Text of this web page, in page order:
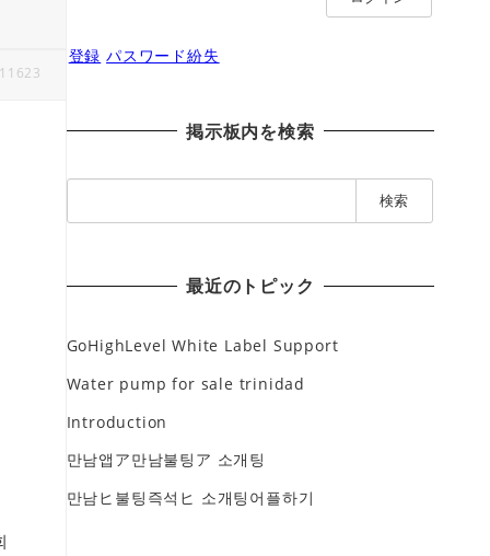
登録 パスワード紛失
掲示板内を検索
索
最近のトピック
GoHighLevel White Label Support
Water pump for sale trinidad
Introduction
만남앱ア만남불팅ア 소개팅
만남ヒ불팅즉석ヒ 소개팅어플하기